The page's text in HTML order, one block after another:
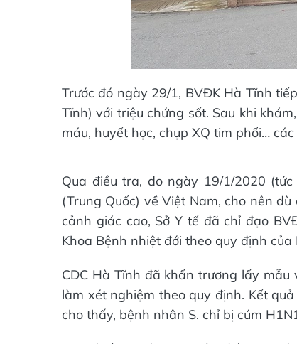
Trước đó ngày 29/1, BVĐK Hà Tĩnh
Tĩnh) với triệu chứng sốt. Sau khi
máu, huyết học, chụp XQ tim phổi…
Qua điều tra, do ngày 19/1/2020
(Trung Quốc) về Việt Nam, cho nên
cảnh giác cao, Sở Y tế đã chỉ đạo
Khoa Bệnh nhiệt đới theo quy định của
CDC Hà Tĩnh đã khẩn trương lấy
làm xét nghiệm theo quy định. Kết
cho thấy, bệnh nhân S. chỉ bị cúm